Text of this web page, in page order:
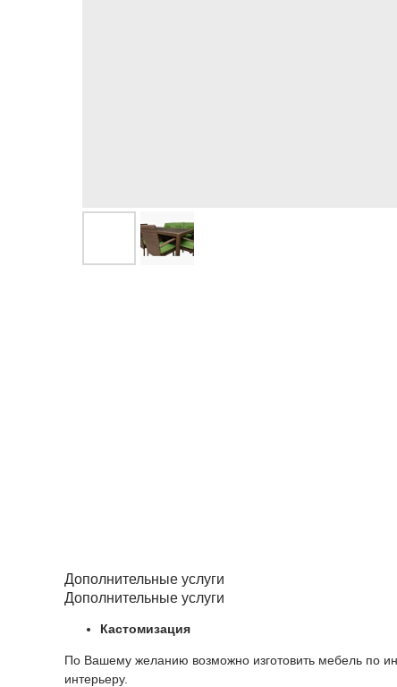
Дополнительные услуги
Дополнительные услуги
Кастомизация
По Вашему желанию возможно изготовить мебель по
интерьеру.